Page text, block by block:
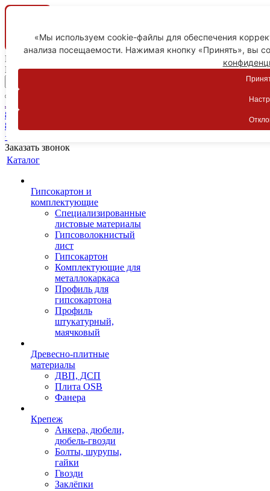
Ваш город
Пятигорск
Личный кабинет
8-800-775-59-89
8-800-775-59-89
+7 918 754-83-77
Заказать звонок
Каталог
Гипсокартон и
комплектующие
Специализированные
листовые материалы
Гипсоволокнистый
лист
Гипсокартон
Комплектующие для
металлокаркаса
Профиль для
гипсокартона
Профиль
штукатурный,
маячковый
Древесно-плитные
материалы
ДВП, ДСП
Плита OSB
Фанера
Крепеж
Анкера, дюбели,
дюбель-гвозди
Болты, шурупы,
гайки
Гвозди
Заклёпки
«Мы используем cookie-файлы для обеспечения
анализа посещаемости. Нажимая кнопку «Принять», вы